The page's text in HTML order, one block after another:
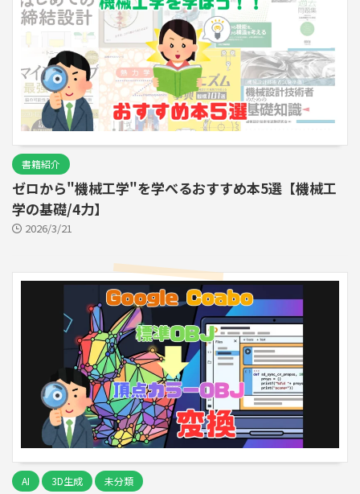
書籍紹介
ゼロから"機械工学"を学べるおすすめ本5選【機械工
学の基礎/4力】
2026/3/21
AI 3D生成 未分類